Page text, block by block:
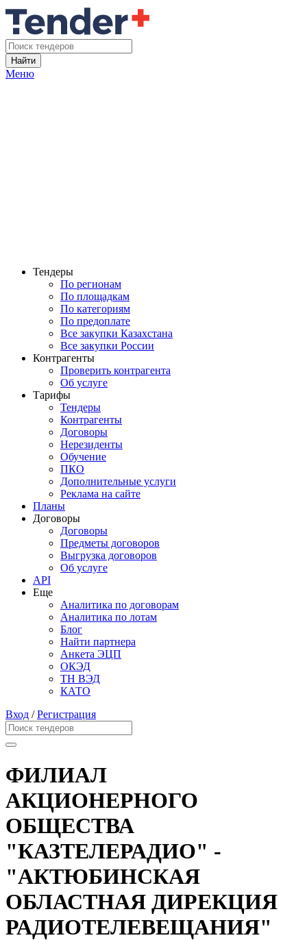
Найти
Меню
Тендеры
По регионам
По площадкам
По категориям
По предоплате
Все закупки Казахстана
Все закупки России
Контрагенты
Проверить контрагента
Об услуге
Тарифы
Тендеры
Контрагенты
Договоры
Нерезиденты
Обучение
ПКО
Дополнительные услуги
Реклама на сайте
Планы
Договоры
Договоры
Предметы договоров
Выгрузка договоров
Об услуге
API
Еще
Аналитика по договорам
Аналитика по лотам
Блог
Найти партнера
Анкета ЭЦП
ОКЭД
ТН ВЭД
КАТО
Вход /Регистрация
ФИЛИАЛ
АКЦИОНЕРНОГО
ОБЩЕСТВА
"КАЗТЕЛЕРАДИО" -
"АКТЮБИНСКАЯ
ОБЛАСТНАЯ ДИРЕКЦИЯ
РАДИОТЕЛЕВЕЩАНИЯ"